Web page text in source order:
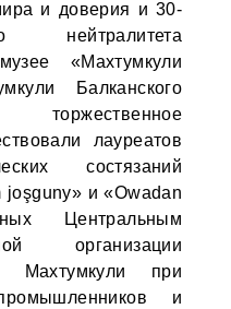
и доверия и 30-
нейтралитета
«Махтумкули
Балканского
лауреатов
состязаний
и «Owadan
Центральным
организации
Махтумкули при
и